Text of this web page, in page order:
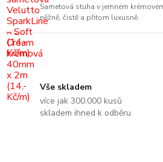
Sametová stuha v jemném
něžně, čistě a přitom luxusně.
Vše skladem
více jak 300.000 kusů
skladem ihned k odběru